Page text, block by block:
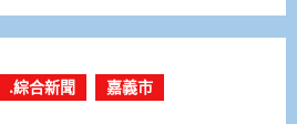
.綜合新聞 嘉義市